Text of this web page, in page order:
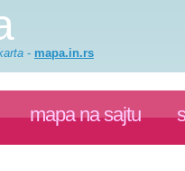
- mapa.in.rs
mapa na sajtu